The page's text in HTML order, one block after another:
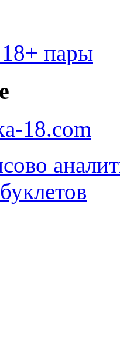
18+ пары
18.com